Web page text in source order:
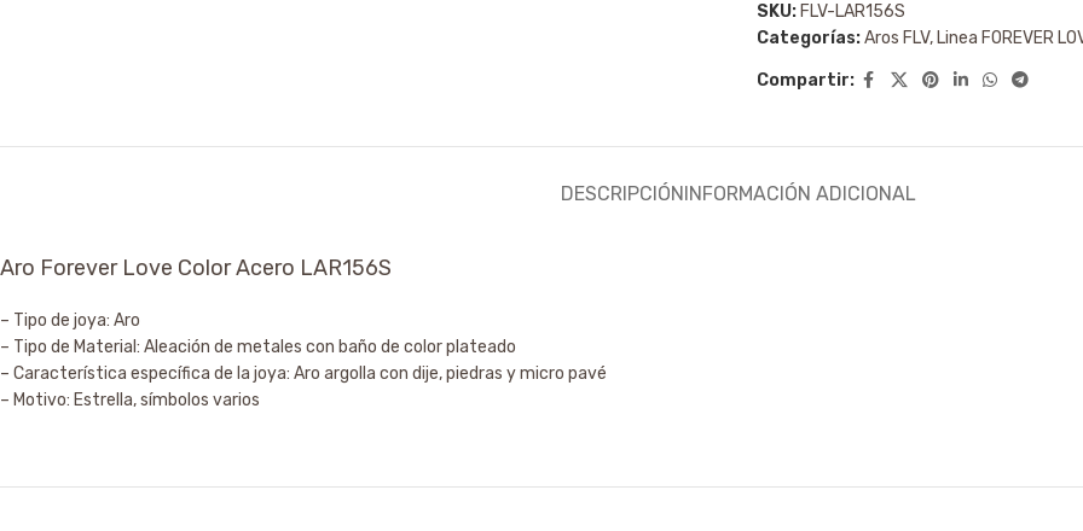
SKU: FLV-LAR156S
Categorías:Aros FLV, Linea FOREVER
Compartir:
DESCRIPCIÓNINFORMACIÓN ADICIONAL
Aro Forever Love Color Acero LAR156S
– Tipo de joya: Aro
– Tipo de Material: Aleación de metales con baño de color plateado
– Característica específica de la joya: Aro argolla con dije, piedras y micro pavé
– Motivo: Estrella, símbolos varios